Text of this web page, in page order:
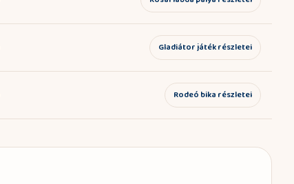
Gladiátor játék részletei
Rodeó bika részletei